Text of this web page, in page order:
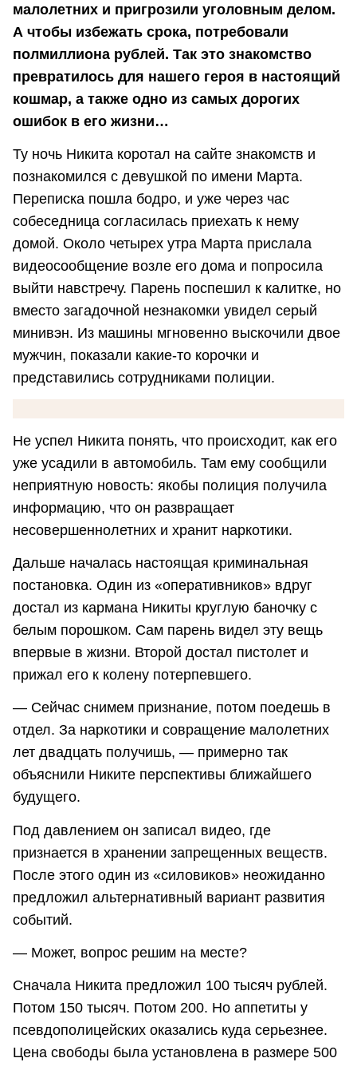
малолетних и пригрозили уголовным делом.
А чтобы избежать срока, потребовали
полмиллиона рублей. Так это знакомство
превратилось для нашего героя в настоящий
кошмар, а также одно из самых дорогих
ошибок в его жизни…
Ту ночь Никита коротал на сайте знакомств и
познакомился с девушкой по имени Марта.
Переписка пошла бодро, и уже через час
собеседница согласилась приехать к нему
домой. Около четырех утра Марта прислала
видеосообщение возле его дома и попросила
выйти навстречу. Парень поспешил к калитке, но
вместо загадочной незнакомки увидел серый
минивэн. Из машины мгновенно выскочили двое
мужчин, показали какие-то корочки и
представились сотрудниками полиции.
Не успел Никита понять, что происходит, как его
уже усадили в автомобиль. Там ему сообщили
неприятную новость: якобы полиция получила
информацию, что он развращает
несовершеннолетних и хранит наркотики.
Дальше началась настоящая криминальная
постановка. Один из «оперативников» вдруг
достал из кармана Никиты круглую баночку с
белым порошком. Сам парень видел эту вещь
впервые в жизни. Второй достал пистолет и
прижал его к колену потерпевшего.
— Сейчас снимем признание, потом поедешь в
отдел. За наркотики и совращение малолетних
лет двадцать получишь, — примерно так
объяснили Никите перспективы ближайшего
будущего.
Под давлением он записал видео, где
признается в хранении запрещенных веществ.
После этого один из «силовиков» неожиданно
предложил альтернативный вариант развития
событий.
— Может, вопрос решим на месте?
Сначала Никита предложил 100 тысяч рублей.
Потом 150 тысяч. Потом 200. Но аппетиты у
псевдополицейских оказались куда серьезнее.
Цена свободы была установлена в размере 500